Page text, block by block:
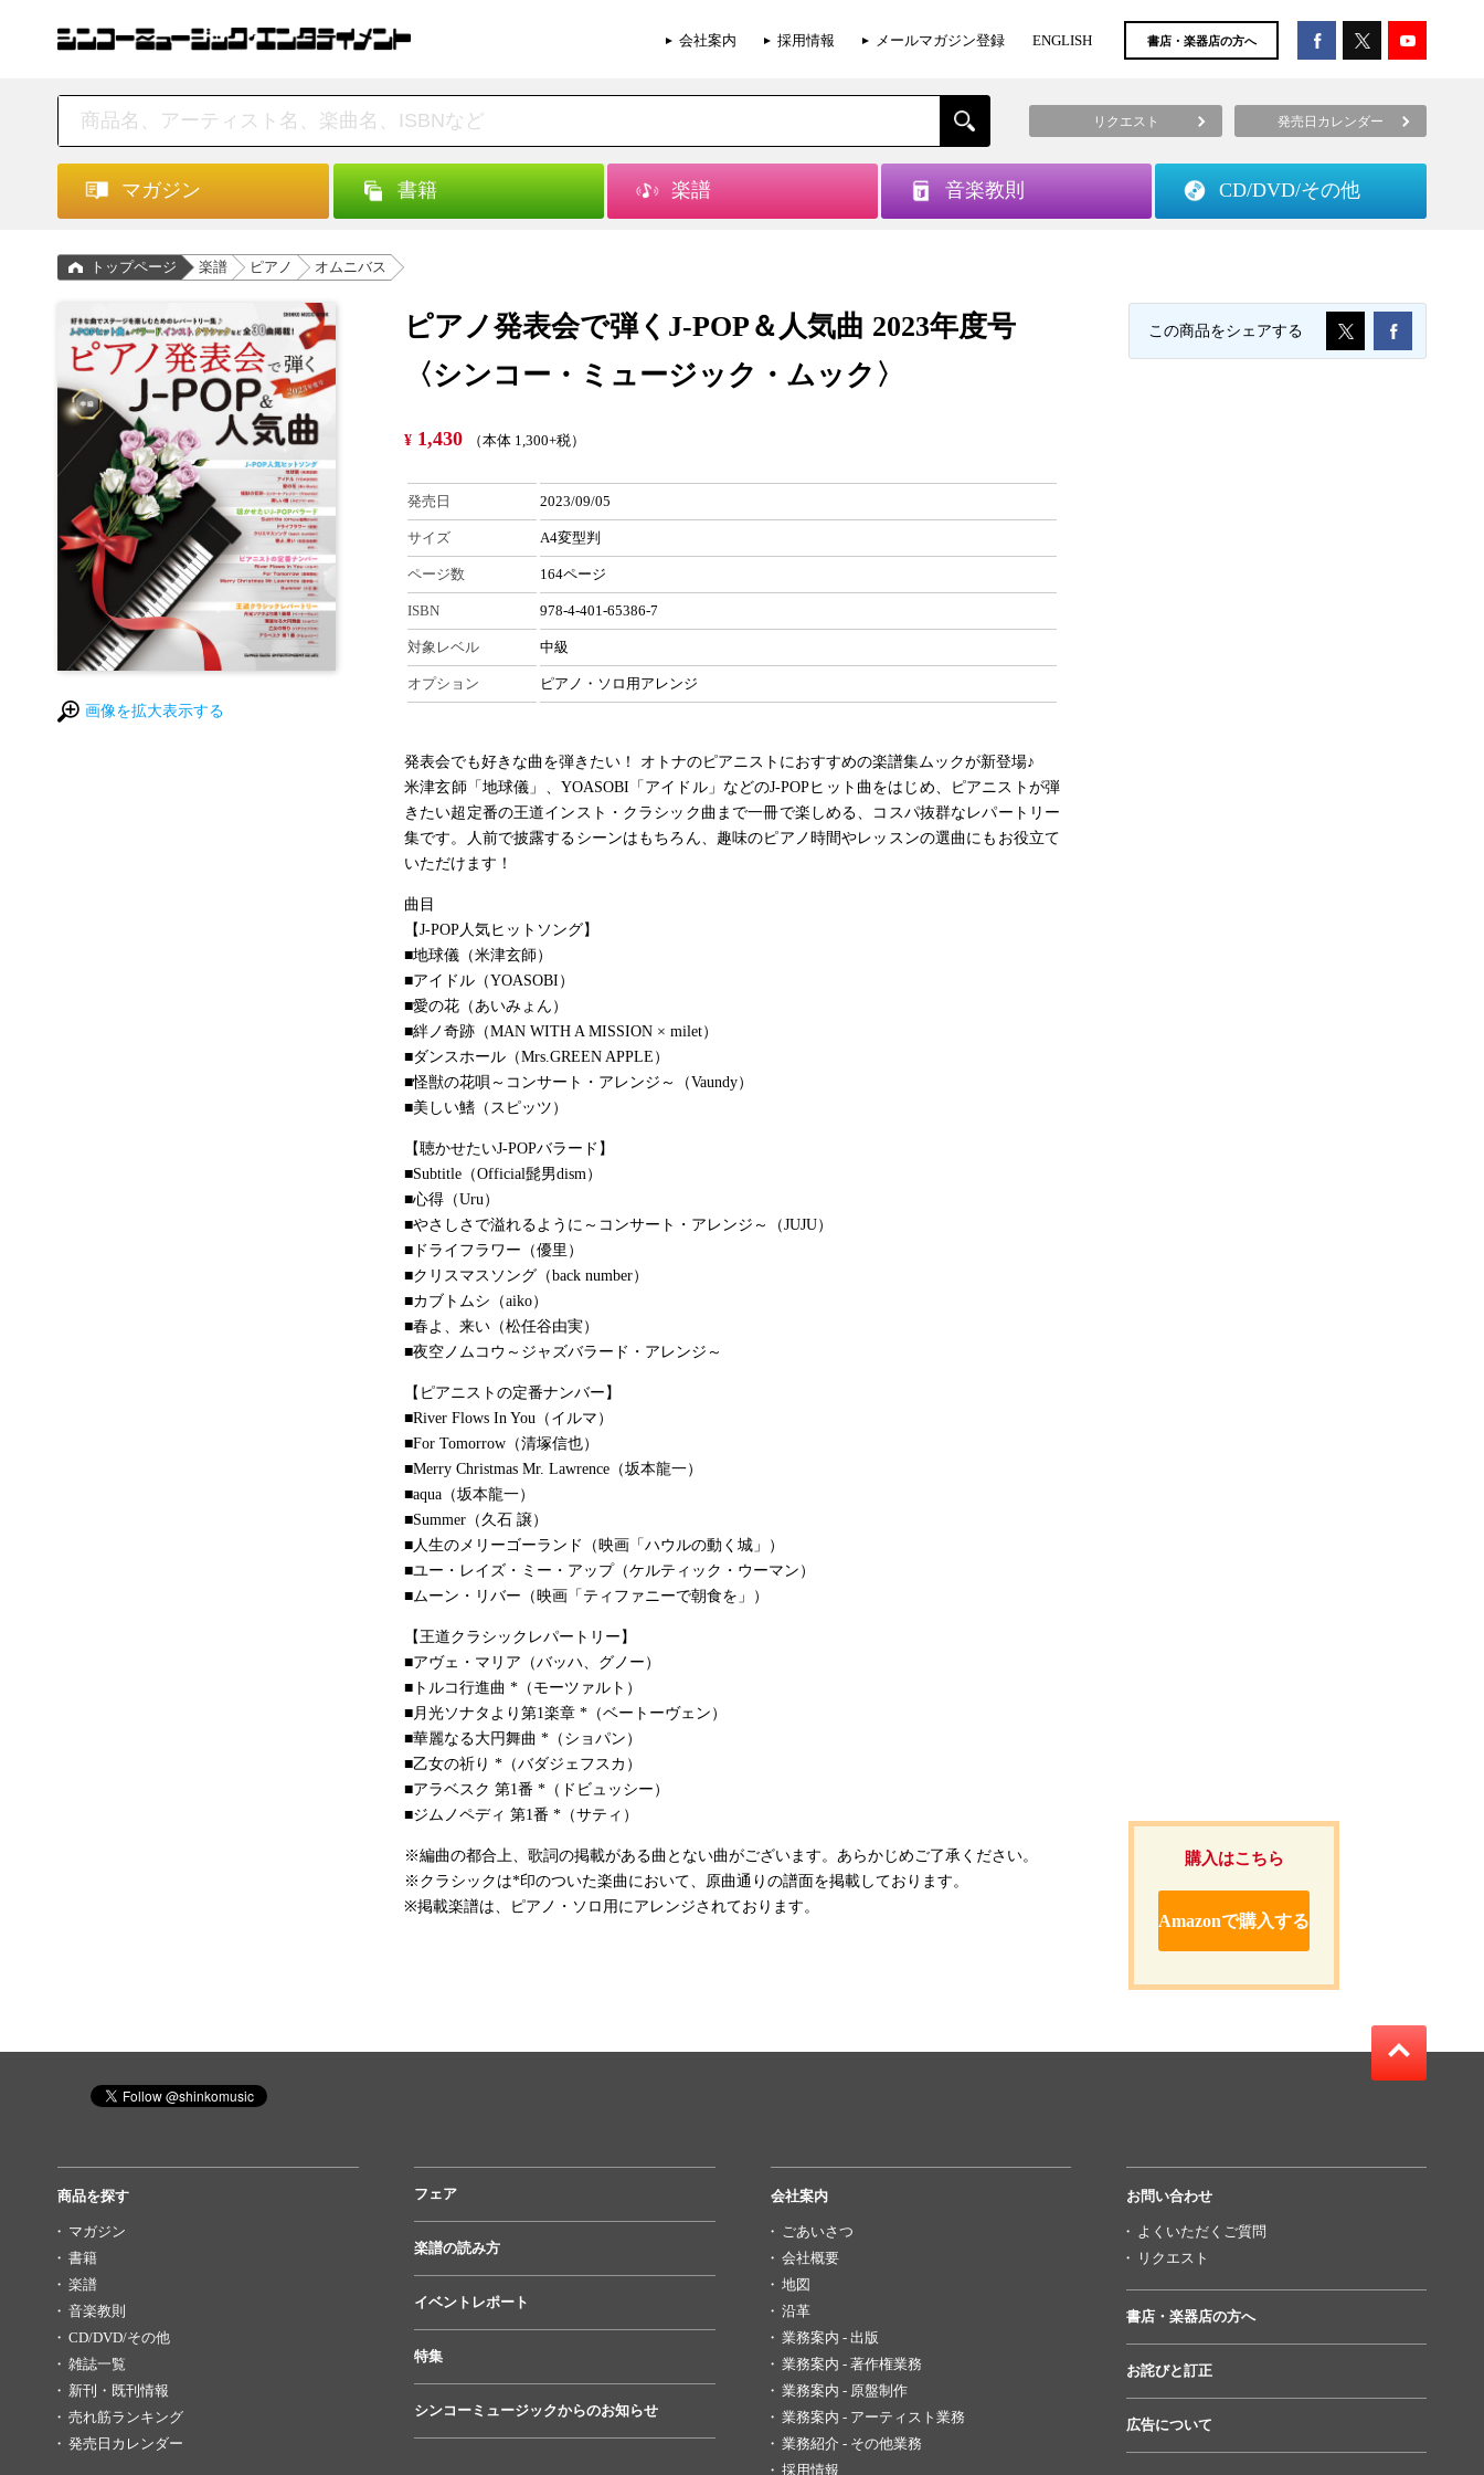
会社案内 採用情報 メールマガジン登録 ENGLISH 書店・楽器店の方へ
リクエスト 発売日カレンダー
マガジン 書籍 楽譜 音楽教則 CD/DVD/その他
トップページ 楽譜 ピアノ オムニバス
画像を拡大表示する
ピアノ発表会で弾くJ-POP＆人気曲 2023年度号
〈シンコー・ミュージック・ムック〉
¥ 1,430 （本体 1,300+税）
発売日 2023/09/05
サイズ A4変型判
ページ数 164ページ
ISBN 978-4-401-65386-7
対象レベル 中級
オプション ピアノ・ソロ用アレンジ
発表会でも好きな曲を弾きたい！ オトナのピアニストにおすすめの楽譜集ムックが新登場♪
米津玄師「地球儀」、YOASOBI「アイドル」などのJ-POPヒット曲をはじめ、ピアニストが弾
きたい超定番の王道インスト・クラシック曲まで一冊で楽しめる、コスパ抜群なレパートリー
集です。人前で披露するシーンはもちろん、趣味のピアノ時間やレッスンの選曲にもお役立て
いただけます！
曲目
【J-POP人気ヒットソング】
■地球儀（米津玄師）
■アイドル（YOASOBI）
■愛の花（あいみょん）
■絆ノ奇跡（MAN WITH A MISSION × milet）
■ダンスホール（Mrs.GREEN APPLE）
■怪獣の花唄～コンサート・アレンジ～（Vaundy）
■美しい鰭（スピッツ）
【聴かせたいJ-POPバラード】
■Subtitle（Official髭男dism）
■心得（Uru）
■やさしさで溢れるように～コンサート・アレンジ～（JUJU）
■ドライフラワー（優里）
■クリスマスソング（back number）
■カブトムシ（aiko）
■春よ、来い（松任谷由実）
■夜空ノムコウ～ジャズバラード・アレンジ～
【ピアニストの定番ナンバー】
■River Flows In You（イルマ）
■For Tomorrow（清塚信也）
■Merry Christmas Mr. Lawrence（坂本龍一）
■aqua（坂本龍一）
■Summer（久石 譲）
■人生のメリーゴーランド（映画「ハウルの動く城」）
■ユー・レイズ・ミー・アップ（ケルティック・ウーマン）
■ムーン・リバー（映画「ティファニーで朝食を」）
【王道クラシックレパートリー】
■アヴェ・マリア（バッハ、グノー）
■トルコ行進曲 *（モーツァルト）
■月光ソナタより第1楽章 *（ベートーヴェン）
■華麗なる大円舞曲 *（ショパン）
■乙女の祈り *（バダジェフスカ）
■アラベスク 第1番 *（ドビュッシー）
■ジムノペディ 第1番 *（サティ）
※編曲の都合上、歌詞の掲載がある曲とない曲がございます。あらかじめご了承ください。
※クラシックは*印のついた楽曲において、原曲通りの譜面を掲載しております。
※掲載楽譜は、ピアノ・ソロ用にアレンジされております。
購入はこちら
Amazonで購入する
この商品をシェアする
商品を探す
マガジン
書籍
楽譜
音楽教則
CD/DVD/その他
雑誌一覧
新刊・既刊情報
売れ筋ランキング
発売日カレンダー
フェア
楽譜の読み方
イベントレポート
特集
シンコーミュージックからのお知らせ
会社案内
ごあいさつ
会社概要
地図
沿革
業務案内 - 出版
業務案内 - 著作権業務
業務案内 - 原盤制作
業務案内 - アーティスト業務
業務紹介 - その他業務
採用情報
お問い合わせ
よくいただくご質問
リクエスト
書店・楽器店の方へ
お詫びと訂正
広告について